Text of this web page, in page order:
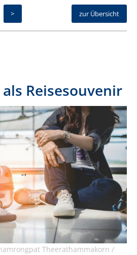
> zur Übersicht
Reisesouvenir
Theerathammakorn /